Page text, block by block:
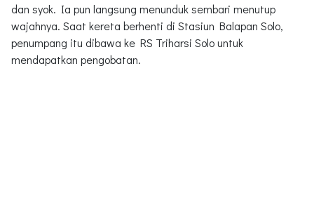
dan syok. Ia pun langsung menunduk sembari menutup
wajahnya. Saat kereta berhenti di Stasiun Balapan Solo,
penumpang itu dibawa ke RS Triharsi Solo untuk
mendapatkan pengobatan.